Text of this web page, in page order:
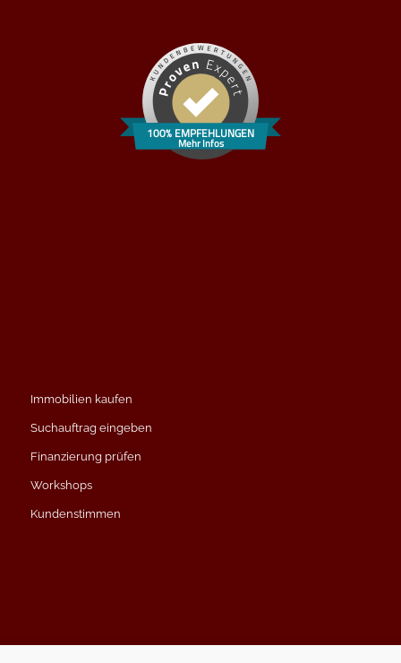
100% EMPFEHLUNGEN
Mehr Infos
Immobilien kaufen
Suchauftrag eingeben
Finanzierung prüfen
Workshops
Kundenstimmen